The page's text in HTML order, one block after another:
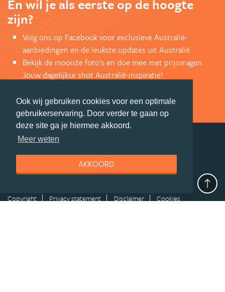
Ook wij gebruiken cookies voor een optimale
gebruikerservaring. Door verder te gaan op
deze site ga je hiermee akkoord.
Meer weten
AKKOORD
En wil je als eerste op de hoogte
zijn?
Volg ons op Facebook voor exclusieve Australië-
aanbiedingen en de leukste updates uit Australië.
Bekijk de mooiste foto's en doe mee met prijsvragen.
Jouw dagelijkse shot Australië-inspiratie!
VOLG ONS VIA FACEBOOK
© Getaway Travel| all rights reserved
Copyright
Privacy statement Disclaimer
Cookies